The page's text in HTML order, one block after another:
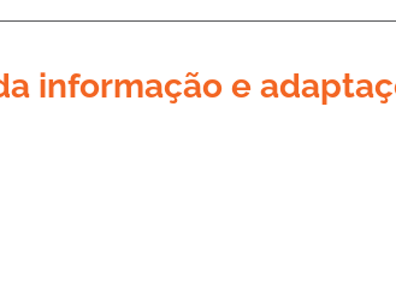
informação e